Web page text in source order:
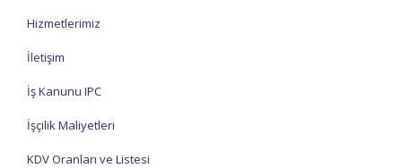
Hizmetlerimiz
İletişim
İş Kanunu IPC
İşçilik Maliyetleri
KDV Oranları ve Listesi